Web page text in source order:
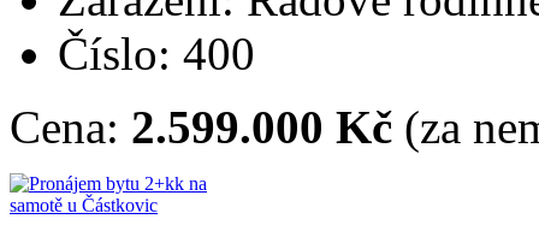
Číslo: 400
Cena: 2.599.000 Kč (za